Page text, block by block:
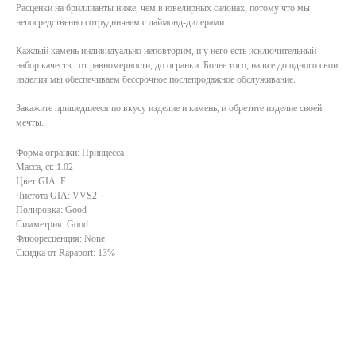
Расценки на бриллианты ниже, чем в ювелирных салонах, потому что мы
непосредственно сотрудничаем с даймонд-дилерами.
Каждый камень индивидуально неповторим, и у него есть исключительный
набор качеств : от равномерности, до огранки. Более того, на все до одного свои
изделия мы обеспечиваем бессрочное послепродажное обслуживание.
Закажите пришедшееся по вкусу изделие и камень, и обретите изделие своей
мечты.
Форма огранки: Принцесса
Масса, ct: 1.02
Цвет GIA: F
Чистота GIA: VVS2
Полировка: Good
Симметрия: Good
Флюоресценция: None
Скидка от Rapaport: 13%